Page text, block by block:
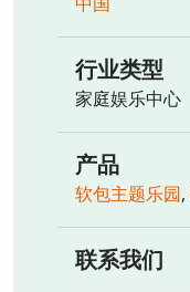
行业类型
家庭娱乐中心
产品
软包主题乐园,
联系我们